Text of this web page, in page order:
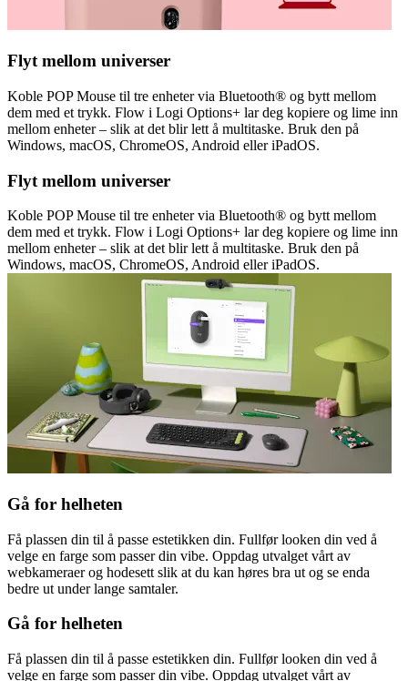
Flyt mellom universer
Koble POP Mouse til tre enheter via Bluetooth® og bytt mellom
dem med et trykk. Flow i Logi Options+ lar deg kopiere og lime inn
mellom enheter – slik at det blir lett å multitaske. Bruk den på
Windows, macOS, ChromeOS, Android eller iPadOS.
Flyt mellom universer
Koble POP Mouse til tre enheter via Bluetooth® og bytt mellom
dem med et trykk. Flow i Logi Options+ lar deg kopiere og lime inn
mellom enheter – slik at det blir lett å multitaske. Bruk den på
Windows, macOS, ChromeOS, Android eller iPadOS.
Gå for helheten
Få plassen din til å passe estetikken din. Fullfør looken din ved å
velge en farge som passer din vibe. Oppdag utvalget vårt av
webkameraer og hodesett slik at du kan høres bra ut og se enda
bedre ut under lange samtaler.
Gå for helheten
Få plassen din til å passe estetikken din. Fullfør looken din ved å
velge en farge som passer din vibe. Oppdag utvalget vårt av